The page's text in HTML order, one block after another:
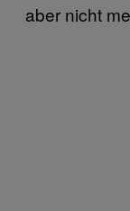
aber nicht